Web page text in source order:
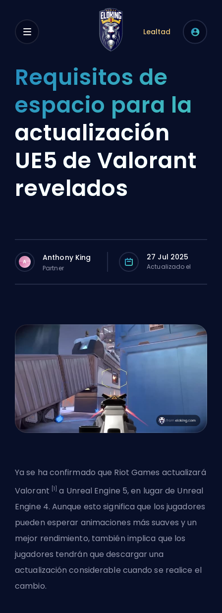
Lealtad
Requisitos de
espacio para la
actualización
UE5 de Valorant
revelados
A Anthony King
Partner
27 Jul 2025
Actualizado el
Ya se ha confirmado que Riot Games actualizará
Valorant [1] a Unreal Engine 5, en lugar de Unreal
Engine 4. Aunque esto significa que los jugadores
pueden esperar animaciones más suaves y un
mejor rendimiento, también implica que los
jugadores tendrán que descargar una
actualización considerable cuando se realice el
cambio.